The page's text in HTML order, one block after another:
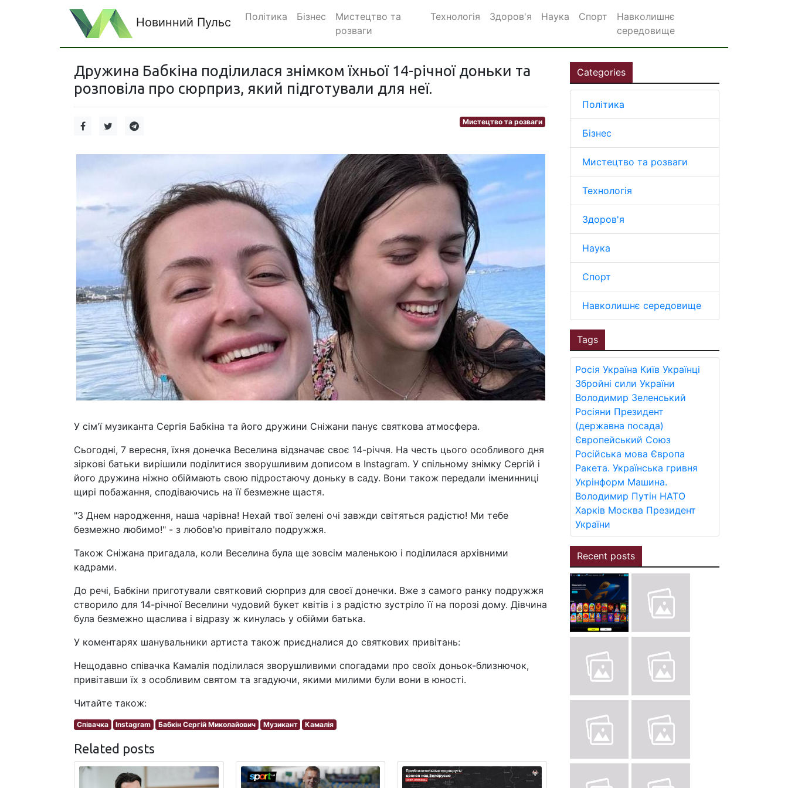
Новинний Пульс Політика Бізнес
Мистецтво та
розваги
Технологія Здоров'я Наука Спорт
Навколишнє
середовище
Дружина Бабкіна поділилася знімком їхньої 14-річної доньки та
розповіла про сюрприз, який підготували для неї.
Мистецтво та розваги
У сім'ї музиканта Сергія Бабкіна та його дружини Сніжани панує святкова атмосфера.
Сьогодні, 7 вересня, їхня донечка Веселина відзначає своє 14-річчя. На честь цього особливого дня
зіркові батьки вирішили поділитися зворушливим дописом в Instagram. У спільному знімку Сергій і
його дружина ніжно обіймають свою підростаючу доньку в саду. Вони також передали іменинниці
щирі побажання, сподіваючись на її безмежне щастя.
"З Днем народження, наша чарівна! Нехай твої зелені очі завжди світяться радістю! Ми тебе
безмежно любимо!" - з любов'ю привітало подружжя.
Також Сніжана пригадала, коли Веселина була ще зовсім маленькою і поділилася архівними
кадрами.
До речі, Бабкіни приготували святковий сюрприз для своєї донечки. Вже з самого ранку подружжя
створило для 14-річної Веселини чудовий букет квітів і з радістю зустріло її на порозі дому. Дівчина
була безмежно щаслива і відразу ж кинулась у обійми батька.
У коментарях шанувальники артиста також приєдналися до святкових привітань:
Нещодавно співачка Камалія поділилася зворушливими спогадами про своїх доньок-близнючок,
привітавши їх з особливим святом та згадуючи, якими милими були вони в юності.
Читайте також:
Співачка Instagram Бабкін Сергій Миколайович Музикант Камалія
Related posts
Categories
Політика
Бізнес
Мистецтво та розваги
Технологія
Здоров'я
Наука
Спорт
Навколишнє середовище
Tags
Росія Україна Київ Українці
Збройні сили України
Володимир Зеленський
Росіяни Президент
(державна посада)
Європейський Союз
Російська мова Європа
Ракета. Українська гривня
Укрінформ Машина.
Володимир Путін НАТО
Харків Москва Президент
України
Recent posts